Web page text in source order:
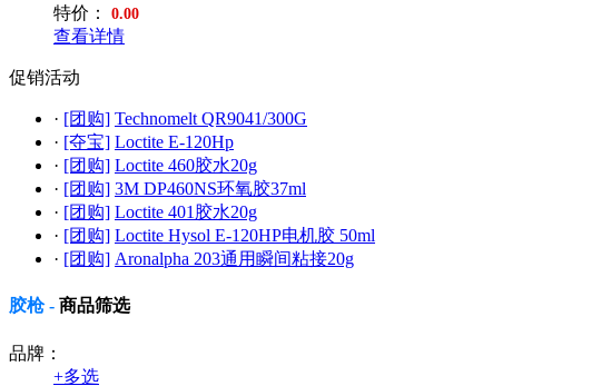
特价：
0.00
查看详情
促销活动
· [团购] Technomelt QR9041/300G
· [夺宝] Loctite E-120Hp
· [团购] Loctite 460胶水20g
· [团购] 3M DP460NS环氧胶37ml
· [团购] Loctite 401胶水20g
· [团购] Loctite Hysol E-120HP电机胶 50ml
· [团购] Aronalpha 203通用瞬间粘接20g
胶枪 - 商品筛选
品牌：
+多选